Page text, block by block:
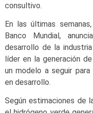
consultivo.
En las últimas
Banco Mundial,
desarrollo de la
líder en la generación
un modelo a seguir
en desarrollo.
Según estimaciones de